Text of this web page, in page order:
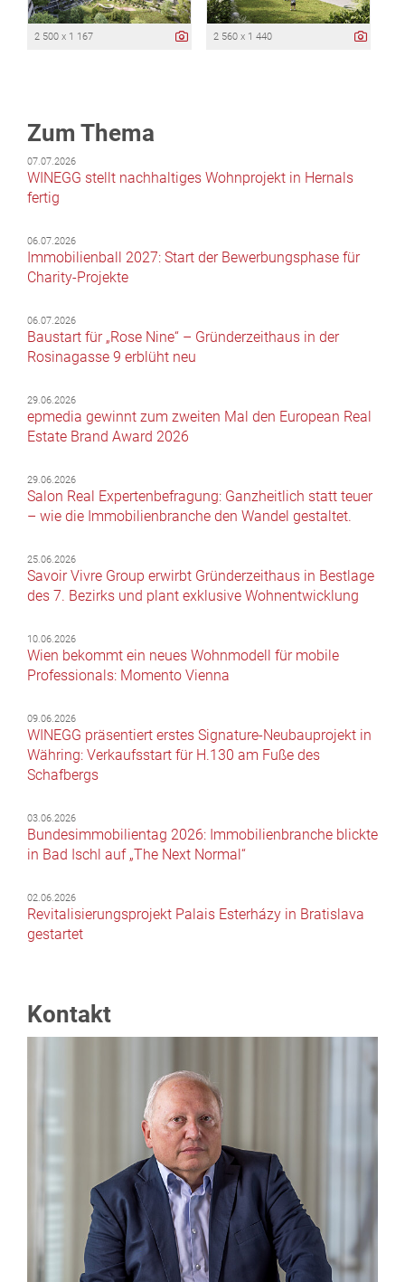
2 500 x 1 167 2 560 x 1 440
Zum Thema
07.07.2026
WINEGG stellt nachhaltiges Wohnprojekt in Hernals
fertig
06.07.2026
Immobilienball 2027: Start der Bewerbungsphase für
Charity-Projekte
06.07.2026
Baustart für „Rose Nine“ – Gründerzeithaus in der
Rosinagasse 9 erblüht neu
29.06.2026
epmedia gewinnt zum zweiten Mal den European Real
Estate Brand Award 2026
29.06.2026
Salon Real Expertenbefragung: Ganzheitlich statt teuer
– wie die Immobilienbranche den Wandel gestaltet.
25.06.2026
Savoir Vivre Group erwirbt Gründerzeithaus in Bestlage
des 7. Bezirks und plant exklusive Wohnentwicklung
10.06.2026
Wien bekommt ein neues Wohnmodell für mobile
Professionals: Momento Vienna
09.06.2026
WINEGG präsentiert erstes Signature-Neubauprojekt in
Währing: Verkaufsstart für H.130 am Fuße des
Schafbergs
03.06.2026
Bundesimmobilientag 2026: Immobilienbranche blickte
in Bad Ischl auf „The Next Normal“
02.06.2026
Revitalisierungsprojekt Palais Esterházy in Bratislava
gestartet
Kontakt